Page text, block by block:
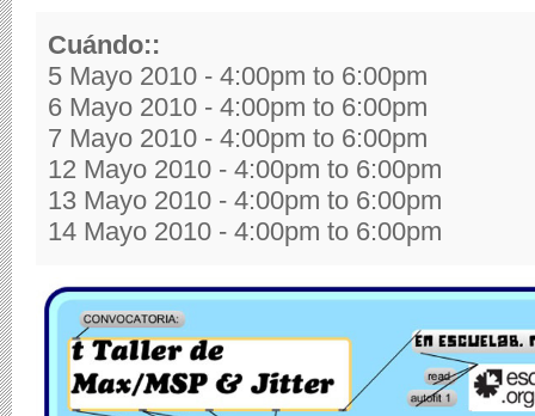
Cuándo::
5 Mayo 2010 - 4:00pm to 6:00pm
6 Mayo 2010 - 4:00pm to 6:00pm
7 Mayo 2010 - 4:00pm to 6:00pm
12 Mayo 2010 - 4:00pm to 6:00pm
13 Mayo 2010 - 4:00pm to 6:00pm
14 Mayo 2010 - 4:00pm to 6:00pm